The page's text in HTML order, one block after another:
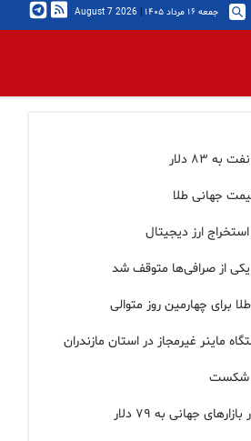
جمعه ۱۶ مرداد ۱۴۰۵ |
2026 August 7
۸۳ دلار
جهانی طلا
ارز دیجیتال
برای چهارمین روز متوالی
شکست
جهانی به ۷۹ دلار